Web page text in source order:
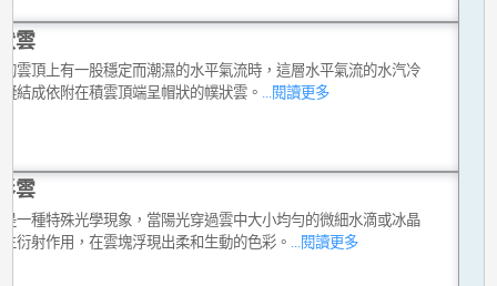
雲
雲頂上有一股穩定而潮濕的水平氣流時，這層水平氣流的水汽冷
結成依附在積雲頂端呈帽狀的幞狀雲。 ...閱讀更多
雲
一種特殊光學現象，當陽光穿過雲中大小均勻的微細水滴或冰晶
衍射作用，在雲塊浮現出柔和生動的色彩。
...閱讀更多